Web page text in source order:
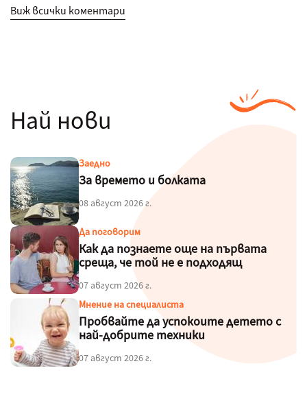
Виж всички коментари
Най нови
Заедно
За времето и болката
08 август 2026 г.
Да поговорим
Как да познаете още на първата
среща, че той не е подходящ
07 август 2026 г.
Мнение на специалиста
Пробвайте да успокоите детето с
най-добрите техники
07 август 2026 г.